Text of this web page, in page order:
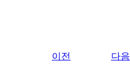
이전
다음